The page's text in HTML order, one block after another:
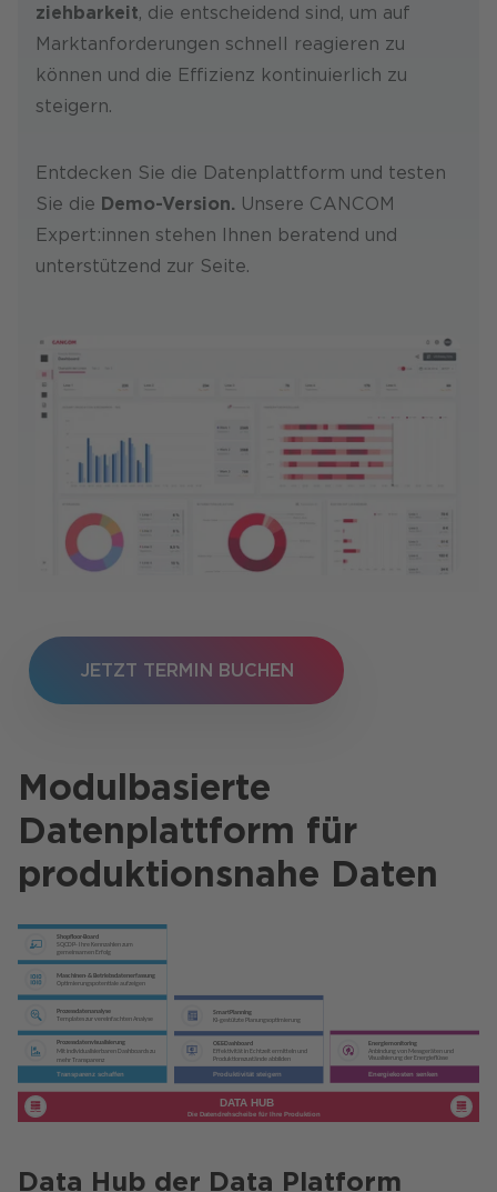
ziehbarkeit, die entscheidend sind, um auf
Markt­anforderungen schnell reagieren zu
können und die Effizienz kontinuierlich zu
steigern.
Entdecken Sie die Datenplattform und testen
Sie die Demo-Version. Unsere CANCOM
Expert:innen stehen Ihnen beratend und
unterstützend zur Seite.
JETZT TERMIN BUCHEN
JETZT TERMIN BUCHEN
Modulbasierte
Datenplattform für
produktionsnahe Daten​
Data Hub der Data Platform